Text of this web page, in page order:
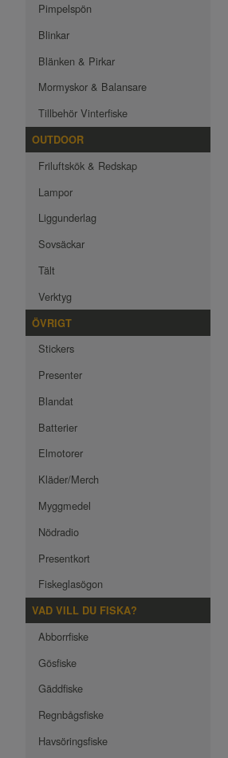
Pimpelspön
Blinkar
Blänken & Pirkar
Mormyskor & Balansare
Tillbehör Vinterfiske
OUTDOOR
Friluftskök & Redskap
Lampor
Liggunderlag
Sovsäckar
Tält
Verktyg
ÖVRIGT
Stickers
Presenter
Blandat
Batterier
Elmotorer
Kläder/Merch
Myggmedel
Nödradio
Presentkort
Fiskeglasögon
VAD VILL DU FISKA?
Abborrfiske
Gösfiske
Gäddfiske
Regnbågsfiske
Havsöringsfiske